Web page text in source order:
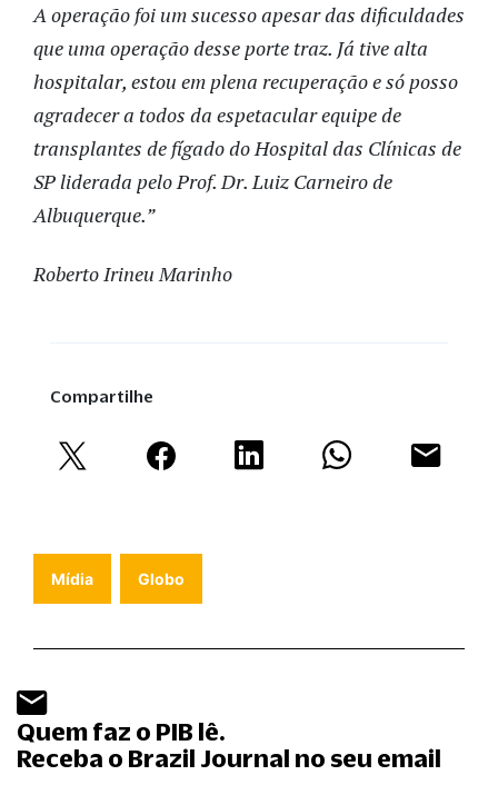
A operação foi um sucesso apesar das dificuldades
que uma operação desse porte traz. Já tive alta
hospitalar, estou em plena recuperação e só posso
agradecer a todos da espetacular equipe de
transplantes de fígado do Hospital das Clínicas de
SP liderada pelo Prof. Dr. Luiz Carneiro de
Albuquerque.”
Roberto Irineu Marinho
Compartilhe
Mídia Globo
Quem faz o PIB lê.
Receba o Brazil Journal no seu email